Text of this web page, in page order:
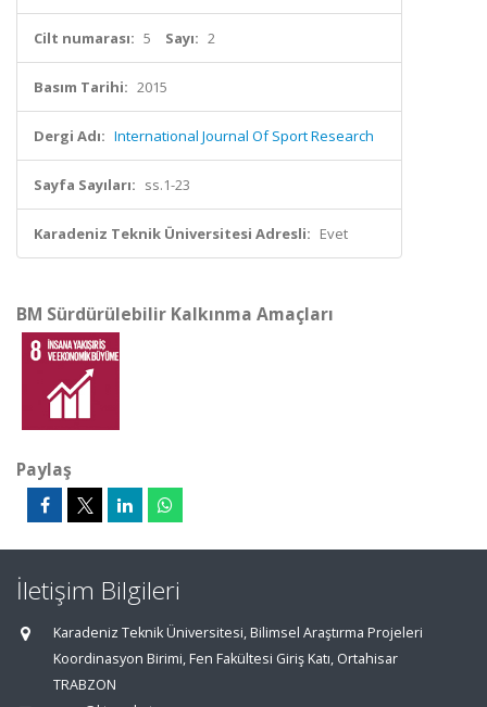
Cilt numarası: 5 Sayı: 2
Basım Tarihi: 2015
Dergi Adı: International Journal Of Sport Research
Sayfa Sayıları: ss.1-23
Karadeniz Teknik Üniversitesi Adresli: Evet
BM Sürdürülebilir Kalkınma Amaçları
Paylaş
İletişim Bilgileri
Karadeniz Teknik Üniversitesi, Bilimsel Araştırma Projeleri
Koordinasyon Birimi, Fen Fakültesi Giriş Katı, Ortahisar
TRABZON